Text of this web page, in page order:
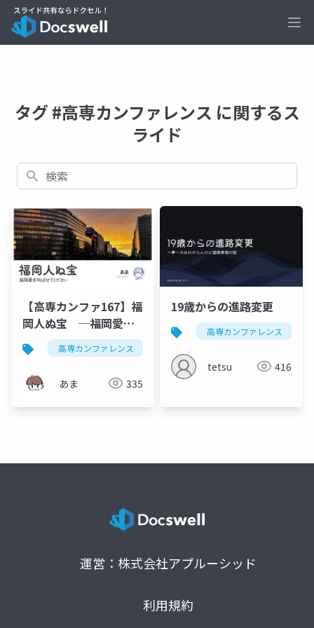
タグ #高専カンファレンス に関するス
ライド
検索
【高専カンファ167】福
岡人ぬ宝 ─福岡愛を
叫ばせてください─
高専カンファレンス
あま 335
19歳からの進路変更
高専カンファレンス
tetsu 416
運営：株式会社アプルーシッド
利用規約